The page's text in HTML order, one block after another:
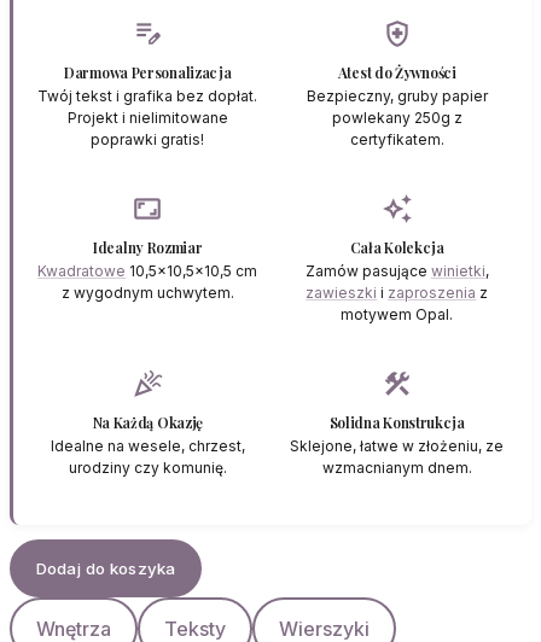
edit_note
Darmowa Personalizacja
Twój tekst i grafika bez dopłat.
Projekt i nielimitowane
poprawki gratis!
health_and_safety
Atest do Żywności
Bezpieczny, gruby papier
powlekany 250g z
certyfikatem.
aspect_ratio
Idealny Rozmiar
Kwadratowe 10,5x10,5x10,5 cm
z wygodnym uchwytem.
auto_awesome
Cała Kolekcja
Zamów pasujące winietki,
zawieszki i zaproszenia z
motywem Opal.
celebration
Na Każdą Okazję
Idealne na wesele, chrzest,
urodziny czy komunię.
construction
Solidna Konstrukcja
Sklejone, łatwe w złożeniu, ze
wzmacnianym dnem.
Dodaj do koszyka
Wnętrza Teksty Wierszyki